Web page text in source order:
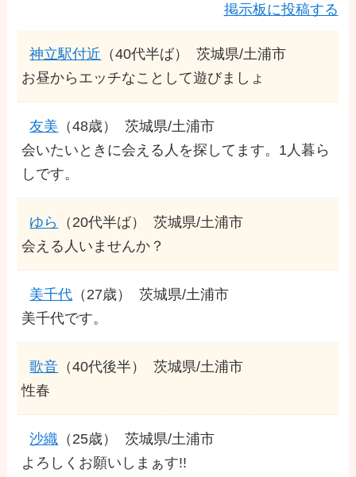
掲示板に投稿する
神立駅付近 （40代半ば）
茨城県/土浦市
お昼からエッチなことして遊びましょ
友美 （48歳）
茨城県/土浦市
会いたいときに会える人を探してます。1人暮ら
しです。
ゆら （20代半ば）
茨城県/土浦市
会える人いませんか？
美千代 （27歳）
茨城県/土浦市
美千代です。
歌音 （40代後半）
茨城県/土浦市
性春
沙織 （25歳）
茨城県/土浦市
よろしくお願いしまぁす!!